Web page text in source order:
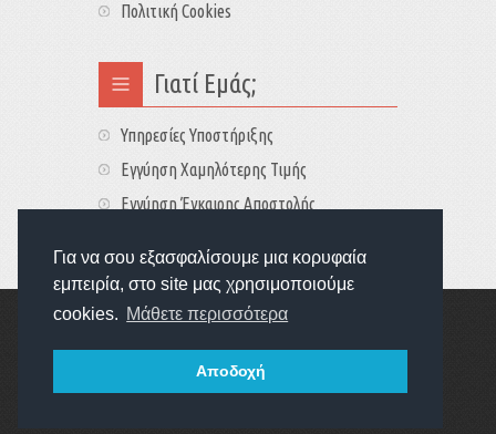
Για να σου εξασφαλίσουμε μια κορυφαία
εμπειρία, στο site μας χρησιμοποιούμε
cookies. Μάθετε περισσότερα
Αποδοχή
Πολιτική Cookies
Γιατί Εμάς;
Υπηρεσίες Υποστήριξης
Εγγύηση Χαμηλότερης Τιμής
Εγγύηση Έγκαιρης Αποστολής
Copyright © 2022GameExplorers
Οι τιμές περιλαμβάνουν ΦΠΑ 24%